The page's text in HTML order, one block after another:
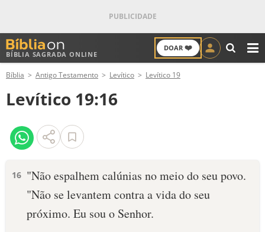
BÍBLIA SAGRADA ONLINE
DOAR ❤️
ANTIGO TESTAMENTO
NOVO TESTAMENTO
VERSÍCULOS
PALAVRA DO DIA
Bíblia Antigo Testamento Levítico Levítico 19
Levítico 19:16
16 "Não espalhem calúnias no meio do seu povo.
"Não se levantem contra a vida do seu
próximo. Eu sou o Senhor.